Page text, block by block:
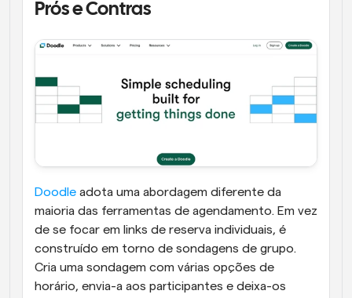
Prós e Contras
Doodle adota uma abordagem diferente da
maioria das ferramentas de agendamento. Em vez
de se focar em links de reserva individuais, é
construído em torno de sondagens de grupo.
Cria uma sondagem com várias opções de
horário, envia-a aos participantes e deixa-os